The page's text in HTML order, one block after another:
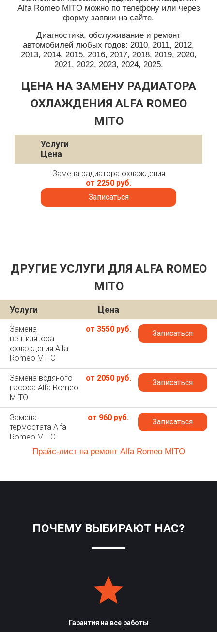
Alfa Romeo MITO можно по телефону или через
форму заявки на сайте.
Диагностика, обслуживание и ремонт
автомобилей любых годов: 2010, 2011, 2012,
2013, 2014, 2015, 2016, 2017, 2018, 2019, 2020,
2021, 2022, 2023, 2024, 2025.
ЦЕНА НА ЗАМЕНУ РАДИАТОРА
ОХЛАЖДЕНИЯ ALFA ROMEO
MITO
Услуги
Цена
Замена радиатора охлаждения
от 2250 руб.
Записаться
ДРУГИЕ УСЛУГИ ДЛЯ ALFA ROMEO
MITO
Услуги Цена
Замена
вентилятора
охлаждения Alfa
Romeo MITO
от 3550 руб. Записаться
Замена водяного
насоса Alfa Romeo
MITO
от 2050 руб. Записаться
Замена
термостата Alfa
Romeo MITO
от 960 руб. Записаться
Прайс-лист на ремонт Alfa Romeo MITO
ПОЧЕМУ ВЫБИРАЮТ НАС?
Гарантия на все работы